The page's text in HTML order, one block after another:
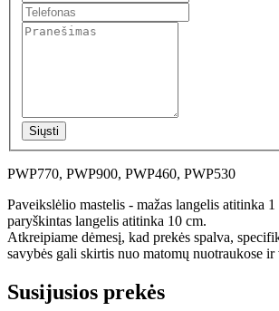
Siųsti
PWP770, PWP900, PWP460, PWP530
Paveikslėlio mastelis - mažas langelis atitinka
paryškintas langelis atitinka 10 cm.
Atkreipiame dėmesį, kad prekės spalva,
savybės gali skirtis nuo matomų nuotraukose ir
Susijusios prekės